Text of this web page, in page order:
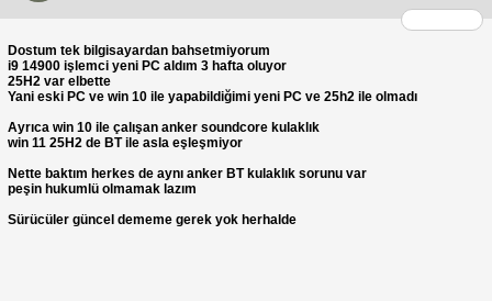
Dostum tek bilgisayardan bahsetmiyorum
i9 14900 işlemci yeni PC aldım 3 hafta oluyor
25H2 var elbette
Yani eski PC ve win 10 ile yapabildiğimi yeni PC ve 25h2 ile olmadı
Ayrıca win 10 ile çalışan anker soundcore kulaklık
win 11 25H2 de BT ile asla eşleşmiyor
Nette baktım herkes de aynı anker BT kulaklık sorunu var
peşin hukumlü olmamak lazım
Sürücüler güncel dememe gerek yok herhalde